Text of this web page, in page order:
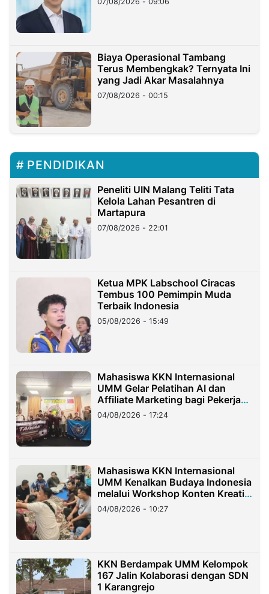
Miliar
Biaya Operasional Tambang
Terus Membengkak? Ternyata Ini
yang Jadi Akar Masalahnya
07/08/2026 - 00:15
PENDIDIKAN
Peneliti UIN Malang Teliti Tata
Kelola Lahan Pesantren di
Martapura
07/08/2026 - 22:01
Ketua MPK Labschool Ciracas
Tembus 100 Pemimpin Muda
Terbaik Indonesia
05/08/2026 - 15:49
Mahasiswa KKN Internasional
UMM Gelar Pelatihan AI dan
Affiliate Marketing bagi Pekerja
Migran Indonesia di Taiwan
04/08/2026 - 17:24
Mahasiswa KKN Internasional
UMM Kenalkan Budaya Indonesia
melalui Workshop Konten Kreatif
di Taiwan
04/08/2026 - 10:27
KKN Berdampak UMM Kelompok
167 Jalin Kolaborasi dengan SDN
1 Karangrejo